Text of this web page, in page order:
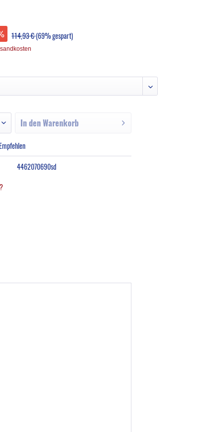
114,93 €(69% gespart)
In denWarenkorb
4462070690sd